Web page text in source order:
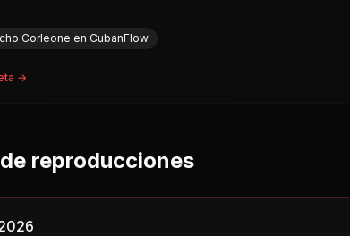
Corleone en CubanFlow
→
reproducciones